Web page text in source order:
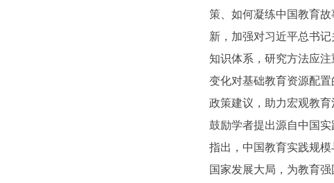
策、如何凝练中国教育
新，加强对习近平总书
知识体系，研究方法应
变化对基础教育资源配
政策建议，助力宏观教
鼓励学者提出源自中国
指出，中国教育实践规
国家发展大局，为教育强